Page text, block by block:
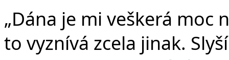
„Dána je mi veškerá moc
to vyznívá zcela jinak.